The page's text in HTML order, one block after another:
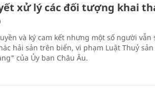
xử lý các đối tượng khai
và ký cam kết nhưng một số người vẫn
hải sản trên biển, vi phạm Luật Thuỷ sản
của Ủy ban Châu Âu.